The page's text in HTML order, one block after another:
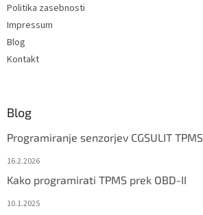
Politika zasebnosti
Impressum
Blog
Kontakt
Blog
Programiranje senzorjev CGSULIT TPMS
16.2.2026
Kako programirati TPMS prek OBD-II
10.1.2025